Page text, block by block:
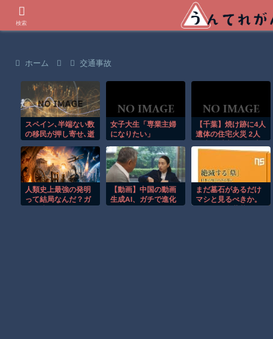
ホーム 交通事故
スペイン､半端ない数
の移民が押し寄せ､逝
女子大生「専業主婦
になりたい」
【千葉】焼け跡に4人
遺体の住宅火災 2人
か 八街市
人類史上最強の発明
って結局なんだ？ガ
【動画】中国の動画
生成AI、ガチで進化
まだ墓石があるだけ
マシと見るべきか。
検索